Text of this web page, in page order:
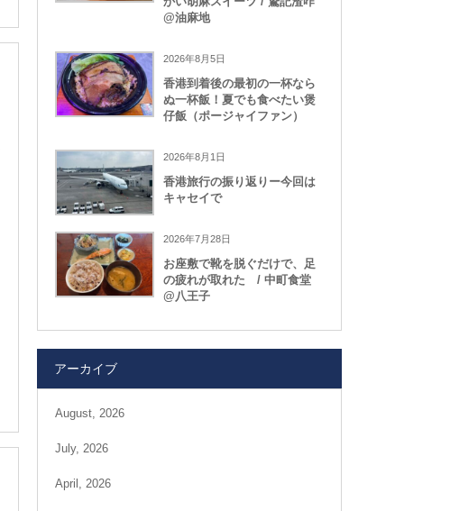
@油麻地
2026年8月5日
香港到着後の最初の一杯なら
ぬ一杯飯！夏でも食べたい煲
仔飯（ポージャイファン）
2026年8月1日
香港旅行の振り返りー今回は
キャセイで
2026年7月28日
お座敷で靴を脱ぐだけで、足
の疲れが取れた / 中町食堂
@八王子
アーカイブ
August, 2026
July, 2026
April, 2026